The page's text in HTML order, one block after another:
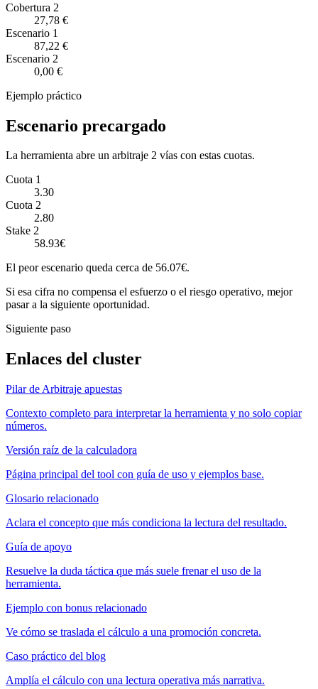
Cobertura 2
27,78 €
Escenario 1
87,22 €
Escenario 2
0,00 €
Ejemplo práctico
Escenario precargado
La herramienta abre un arbitraje 2 vías con estas cuotas.
Cuota 1
3.30
Cuota 2
2.80
Stake 2
58.93€
El peor escenario queda cerca de 56.07€.
Si esa cifra no compensa el esfuerzo o el riesgo operativo, mejor
pasar a la siguiente oportunidad.
Siguiente paso
Enlaces del cluster
Pilar de Arbitraje apuestas
Contexto completo para interpretar la herramienta y no solo copiar
números.
Versión raíz de la calculadora
Página principal del tool con guía de uso y ejemplos base.
Glosario relacionado
Aclara el concepto que más condiciona la lectura del resultado.
Guía de apoyo
Resuelve la duda táctica que más suele frenar el uso de la
herramienta.
Ejemplo con bonus relacionado
Ve cómo se traslada el cálculo a una promoción concreta.
Caso práctico del blog
Amplía el cálculo con una lectura operativa más narrativa.